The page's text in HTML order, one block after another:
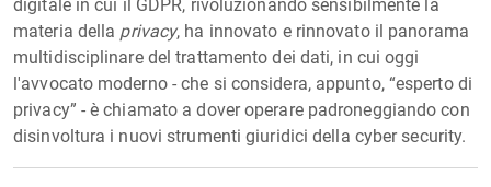
digitale in cui il GDPR, rivoluzionando sensibilmente la
materia della privacy, ha innovato e rinnovato il panorama
multidisciplinare del trattamento dei dati, in cui oggi
l'avvocato moderno - che si considera, appunto, “esperto di
privacy” - è chiamato a dover operare padroneggiando con
disinvoltura i nuovi strumenti giuridici della cyber security.